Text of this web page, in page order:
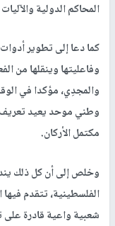
المحاكم الدولية
كما دعا إلى تطوير
وفاعليتها وينقلها من
والمجدِي، مؤكدا في
وطني موحد يعيد تعريف
مكتمل الأركان.
وخلص إلى أن كل ذلك
الفلسطينية، تتقدم فيها
شعبية واعية قادرة